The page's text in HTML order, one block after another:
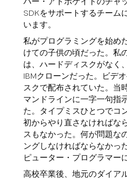
SDKをサポートするチーム
います。
私がプログラミングを始め
けての子供の頃だった。私
は、ハードディスクがなく
IBMクローンだった。ビデ
スクで配布されていた。当
マンドラインに一字一句指
た。タイプミスひとつでコ
初からやり直さなければな
スもなかった。何が問題な
ングしなければならなかっ
ピューター・プログラマー
高校卒業後、地元のダイア